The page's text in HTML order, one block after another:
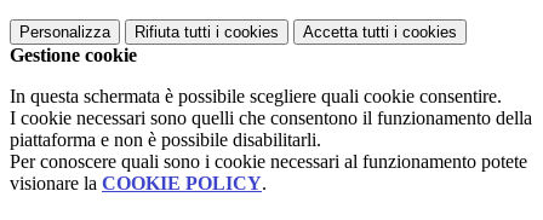
Personalizza Rifiuta tutti i cookies Accetta tutti i cookies
Gestione cookie
In questa schermata è possibile scegliere quali cookie consentire.
I cookie necessari sono quelli che consentono il funzionamento della
piattaforma e non è possibile disabilitarli.
Per conoscere quali sono i cookie necessari al funzionamento potete
visionare la COOKIE POLICY.